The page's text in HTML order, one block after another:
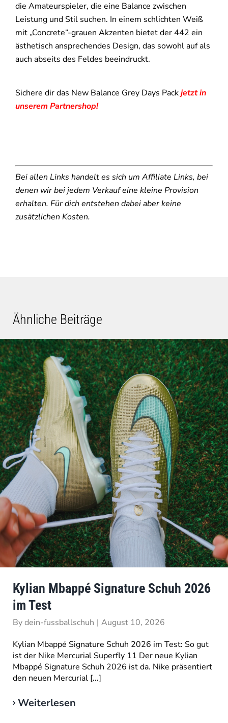
die Amateurspieler, die eine Balance zwischen
Leistung und Stil suchen. In einem schlichten Weiß
mit „Concrete“-grauen Akzenten bietet der 442 ein
ästhetisch ansprechendes Design, das sowohl auf als
auch abseits des Feldes beeindruckt.
Sichere dir das New Balance Grey Days Packjetzt in
unserem Partnershop!
Bei allen Links handelt es sich um Affiliate Links, bei
denen wir bei jedem Verkauf eine kleine Provision
erhalten. Für dich entstehen dabei aber keine
zusätzlichen Kosten.
Ähnliche Beiträge
Kylian Mbappé Signature Schuh 2026
im Test
Bydein-fussballschuh | August 10, 2026
Kylian Mbappé Signature Schuh 2026 im Test: So gut
ist der Nike Mercurial Superfly 11 Der neue Kylian
Mbappé Signature Schuh 2026 ist da. Nike präsentiert
den neuen Mercurial [...]
Weiterlesen